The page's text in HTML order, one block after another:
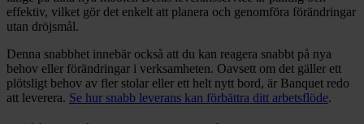
effektiv, vilket gör det enkelt att planera och genomföra förändringar
utan dröjsmål.
Denna snabbhet innebär också att du kan reagera snabbt på nya
behov eller förändringar i verksamheten. Oavsett om det gäller ett
plötsligt behov av fler stolar eller ett helt nytt bord, är Banquet redo
att leverera. Se hur snabb leverans kan förbättra ditt arbetsflöde.